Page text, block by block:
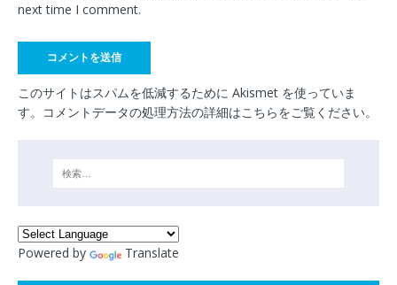
next time I comment.
このサイトはスパムを低減するために Akismet を使っていま
す。 コメントデータの処理方法の詳細はこちらをご覧ください。
Powered by Translate